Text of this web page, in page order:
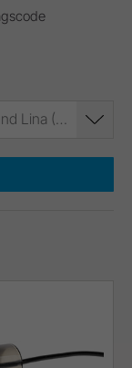
Anschluss Kit für für Lisa VA131, Lara und Lina (REF 19721123)